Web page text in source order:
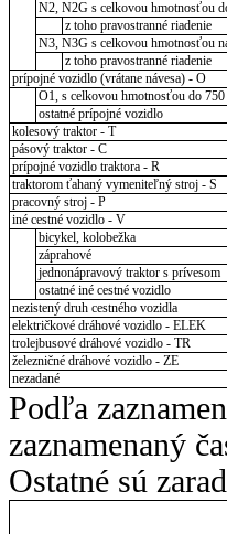
N2, N2G s celkovou hmotnosťou
z toho pravostranné riadenie
N3, N3G s celkovou hmotnosťou
z toho pravostranné riadenie
prípojné vozidlo (vrátane návesa) - O
O1, s celkovou hmotnosťou do 750
ostatné prípojné vozidlo
kolesový traktor - T
pásový traktor - C
prípojné vozidlo traktora - R
traktorom ťahaný vymeniteľný stroj - S
pracovný stroj - P
iné cestné vozidlo - V
bicykel, kolobežka
záprahové
jednonápravový traktor s prívesom
ostatné iné cestné vozidlo
nezistený druh cestného vozidla
električkové dráhové vozidlo - ELEK
trolejbusové dráhové vozidlo - TR
železničné dráhové vozidlo - ZE
nezadané
Podľa
zaznamenaný
Ostatné sú